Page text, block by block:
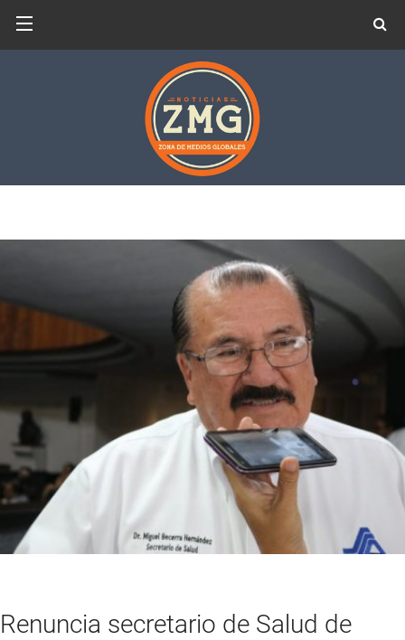
Renuncia secretario de Salud de